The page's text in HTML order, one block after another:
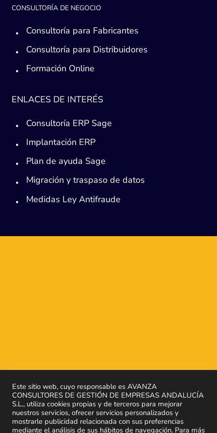
CONSULTORÍA DE NEGOCIO
Consultoría para Fabricantes
Consultoría para Distribuidores
Formación Online
ENLACES DE INTERÉS
Consultoría ERP Sage
Implantación ERP
Plan de ayuda Sage
Migración y traspaso de datos
Medidas Ley Antifraude
Este sitio web, cuyo responsable es AVANZA
CONSULTORES DE GESTIÓN DE EMPRESAS ANDALUCÍA
S.L., utiliza cookies propias y de terceros para mejorar
nuestros servicios, ofrecer servicios personalizados y
mostrarle publicidad relacionada con sus preferencias
mediante el análisis de sus hábitos de navegación. Para más